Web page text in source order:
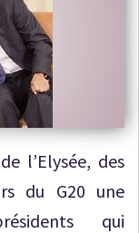
l’Elysée, des
du G20 une
qui